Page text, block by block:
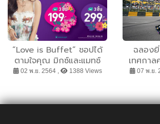
“Love is Buffet” ชอปได้
ตามใจคุณ มิกซ์และแมทช์
สินค้าที่ใช่ 3 ชิ้น ในราคาเริ่ม
02 พ.ย. 2564 , 1388 Views
ฉลอง
เทศกาล
Grand
เริ่ม
07 พ.ย.